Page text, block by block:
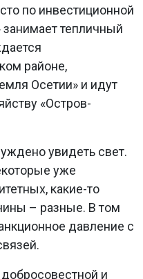
по инвестиционной
тепличный
районе,
Осетии» и идут
«Остров-
увидеть свет.
уже
какие-то
– разные. В том
давление с
и